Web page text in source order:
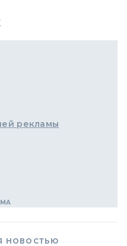
рекламы
НОВОСТЬЮ